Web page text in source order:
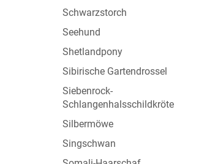
Schwarzstorch
Seehund
Shetlandpony
Sibirische Gartendrossel
Siebenrock-
Schlangenhalsschildkröte
Silbermöwe
Singschwan